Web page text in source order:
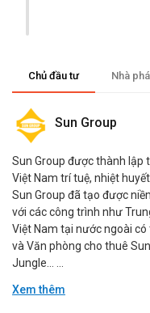
Chủ đầu tư Nhà
Sun Group
Sun Group được thành lập
Việt Nam trí tuệ, nhiệt
Sun Group đã tạo được
với các công trình như
Việt Nam tại nước ngoài
và Văn phòng cho thuê
Jungle… ...
Xem thêm